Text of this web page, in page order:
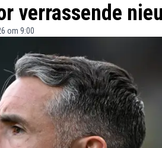
verrassende
om 9:00